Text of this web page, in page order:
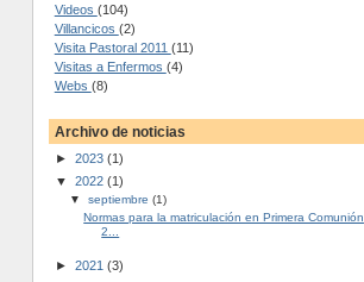
Videos (104)
Villancicos (2)
Visita Pastoral 2011 (11)
Visitas a Enfermos (4)
Webs (8)
Archivo de noticias
► 2023 (1)
▼ 2022 (1)
▼ septiembre (1)
Normas para la matriculación en Primera Comunión
2...
► 2021 (3)